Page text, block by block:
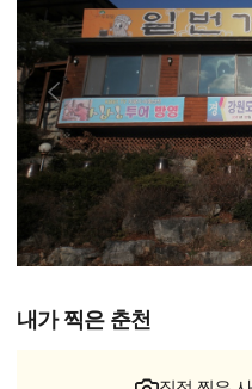
내가 찍은 춘천